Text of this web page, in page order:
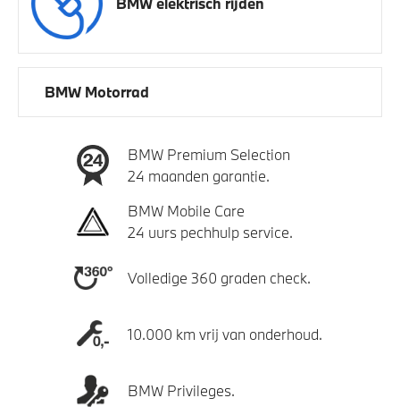
BMW Motorrad
BMW Premium Selection
24 maanden garantie.
BMW Mobile Care
24 uurs pechhulp service.
Volledige 360 graden check.
10.000 km vrij van onderhoud.
BMW Privileges.